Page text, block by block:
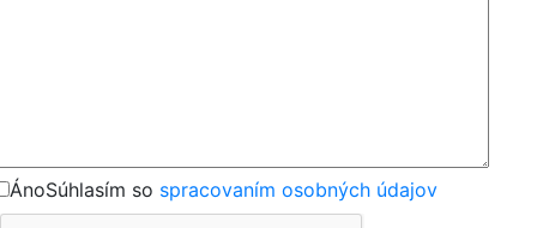
ÁnoSúhlasím so spracovaním osobných údajov